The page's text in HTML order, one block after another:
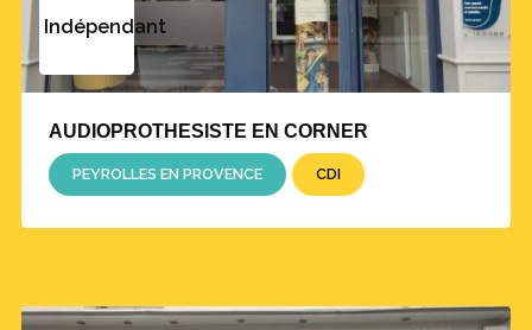
Indépendant
AUDIOPROTHESISTE EN CORNER
PEYROLLES EN PROVENCE CDI